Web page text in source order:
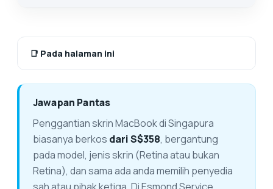
📑 Pada halaman ini
Jawapan Pantas
Penggantian skrin MacBook di Singapura
biasanya berkos dari S$358, bergantung
pada model, jenis skrin (Retina atau bukan
Retina), dan sama ada anda memilih penyedia
sah atau pihak ketiga. Di Esmond Service